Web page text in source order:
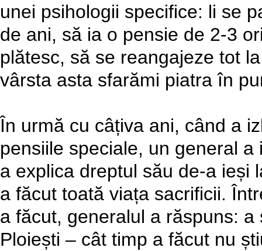
unei psihologii specifice: li se
de ani, să ia o pensie de 2-3
plătesc, să se reangajeze tot
vârsta asta sfarămi piatra în
În urmă cu câțiva ani, când a
pensiile speciale, un general
a explica dreptul său de-a ieși
a făcut toată viața sacrificii.
a făcut, generalul a răspuns:
Ploiești – cât timp a făcut nu